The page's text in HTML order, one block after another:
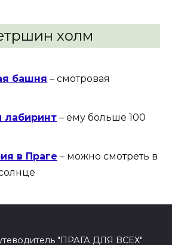
холм
башня – смотровая
лабиринт – ему больше 100
в Праге – можно смотреть в
"ПРАГА ДЛЯ ВСЕХ"